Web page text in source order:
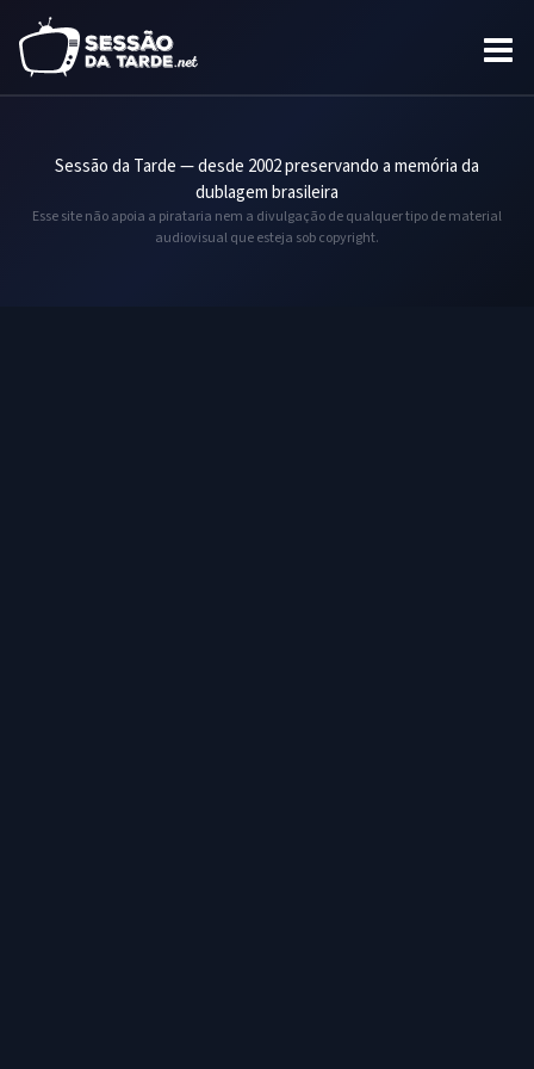
Sessão da Tarde — desde 2002 preservando a memória da
dublagem brasileira
Esse site não apoia a pirataria nem a divulgação de qualquer tipo de material
audiovisual que esteja sob copyright.